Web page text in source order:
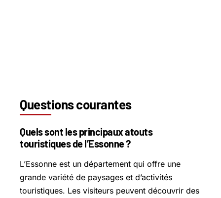
Questions courantes
Quels sont les principaux atouts
touristiques de l’Essonne ?
L’Essonne est un département qui offre une
grande variété de paysages et d’activités
touristiques. Les visiteurs peuvent découvrir des